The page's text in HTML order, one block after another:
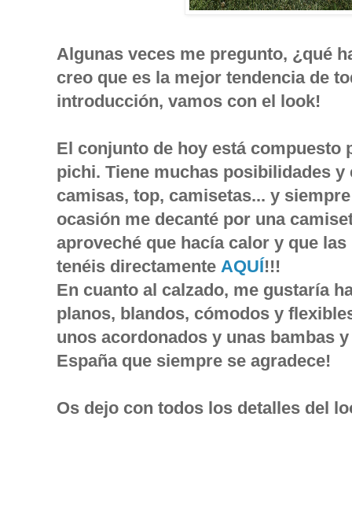
Algunas veces me pregunto, ¿qué
creo que es la mejor tendencia de
introducción, vamos con el look!
El conjunto de hoy está compuesto
pichi. Tiene muchas posibilidades
camisas, top, camisetas... y
ocasión me decanté por una
aproveché que hacía calor y que
tenéis directamente AQUÍ!!!
En cuanto al calzado, me gustaría
planos, blandos, cómodos y
unos acordonados y unas bambas
España que siempre se agradece!
Os dejo con todos los detalles del